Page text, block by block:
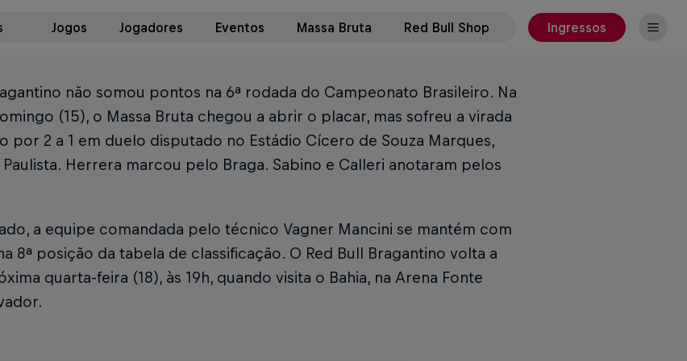
Jogos Jogadores Eventos Massa Bruta Red Bull Shop Ingressos
não somou pontos na 6ª rodada do Campeonato Brasileiro. Na
(15), o Massa Bruta chegou a abrir o placar, mas sofreu a virada
por 2 a 1 em duelo disputado no Estádio Cícero de Souza Marques,
Paulista. Herrera marcou pelo Braga. Sabino e Calleri anotaram pelos
a equipe comandada pelo técnico Vagner Mancini se mantém com
8ª posição da tabela de classificação. O Red Bull Bragantino volta a
quarta-feira (18), às 19h, quando visita o Bahia, na Arena Fonte